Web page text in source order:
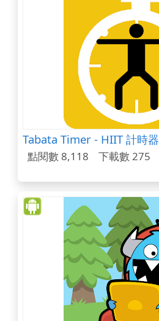
Tabata Timer - HIIT 計時器
點閱數 8,118 下載數 275